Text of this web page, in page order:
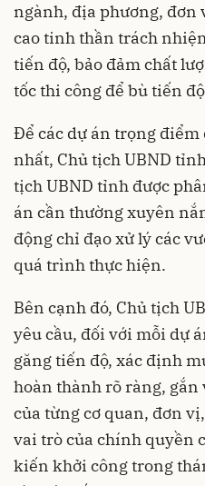
ngành, địa phương,
cao tinh thần trách
tiến độ, bảo đảm chất
tốc thi công để bù tiến
Để các dự án trọng
nhất, Chủ tịch UBND
tịch UBND tỉnh được
án cần thường xuyên
động chỉ đạo xử lý các
quá trình thực hiện.
Bên cạnh đó, Chủ tịch
yêu cầu, đối với mỗi dự
găng tiến độ, xác định
hoàn thành rõ ràng,
của từng cơ quan, đơn
vai trò của chính quyền
kiến khởi công trong